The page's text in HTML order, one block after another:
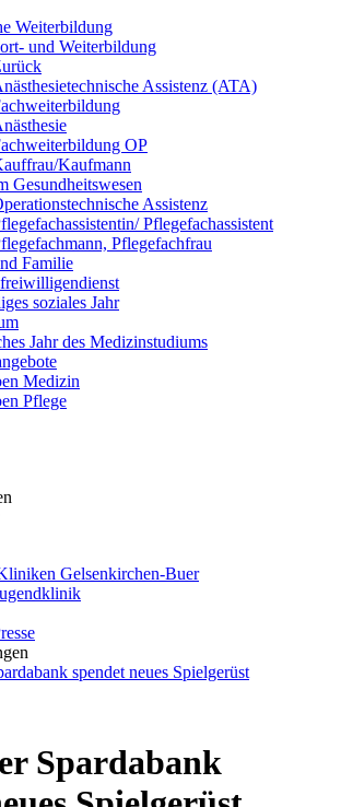
Weiterbildung
und Weiterbildung
Assistenz (ATA)
OP
Kaufmann
Gesundheitswesen
Assistenz
Pflegefachassistent
Pflegefachfrau
Familie
soziales Jahr
Jahr des Medizinstudiums
Medizin
Pflege
Gelsenkirchen-Buer
spendet neues Spielgerüst
Spardabank